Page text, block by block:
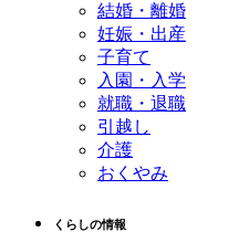
結婚・離婚
妊娠・出産
子育て
入園・入学
就職・退職
引越し
介護
おくやみ
くらしの情報